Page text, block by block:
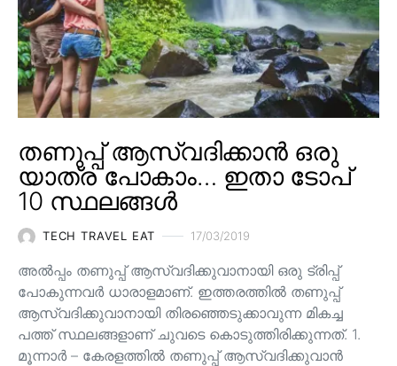
തണുപ്പ് ആസ്വദിക്കാൻ ഒരു
യാത്ര പോകാം… ഇതാ ടോപ്
10 സ്ഥലങ്ങൾ
TECH TRAVEL EAT 17/03/2019
അൽപ്പം തണുപ്പ് ആസ്വദിക്കുവാനായി ഒരു ട്രിപ്പ്
പോകുന്നവർ ധാരാളമാണ്. ഇത്തരത്തിൽ തണുപ്പ്
ആസ്വദിക്കുവാനായി തിരഞ്ഞെടുക്കാവുന്ന മികച്ച
പത്ത് സ്ഥലങ്ങളാണ് ചുവടെ കൊടുത്തിരിക്കുന്നത്. 1.
മൂന്നാർ – കേരളത്തിൽ തണുപ്പ് ആസ്വദിക്കുവാൻ